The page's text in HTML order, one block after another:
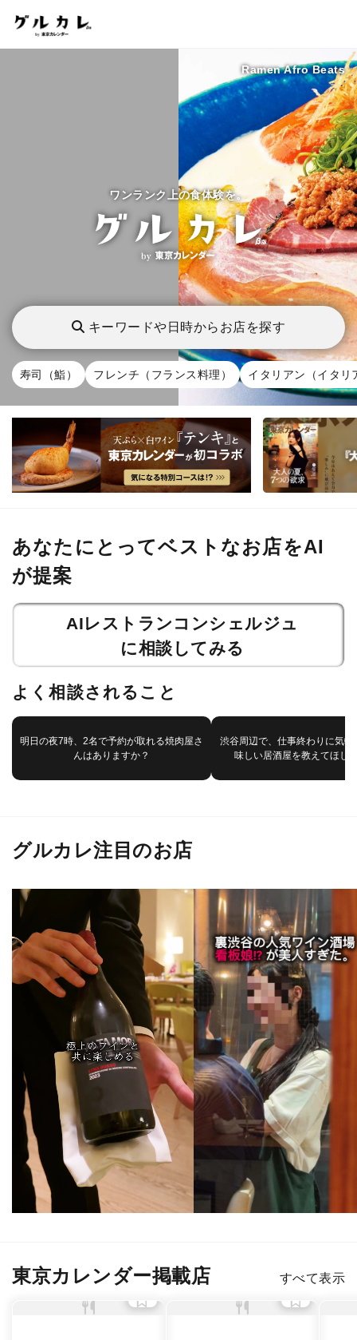
Ramen Afro Beats
ワンランク上の食体験を。
キーワードや日時からお店を探す
寿司（鮨） フレンチ（フランス料理） イタリアン（イタリ
あなたにとってベストなお店をAI
が提案
AIレストランコンシェルジュ
に相談してみる
よく相談されること
明日の夜7時、2名で予約が取れる焼肉屋さ
んはありますか？
渋谷周辺で、仕事終わりに気軽
味しい居酒屋を教えてほし
グルカレ注目のお店
東京カレンダー掲載店 すべて表示